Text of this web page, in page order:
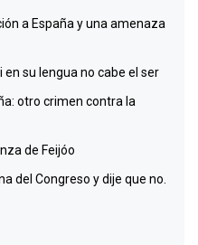
a España y una amenaza
su lengua no cabe el ser
otro crimen contra la
de Feijóo
del Congreso y dije que no.